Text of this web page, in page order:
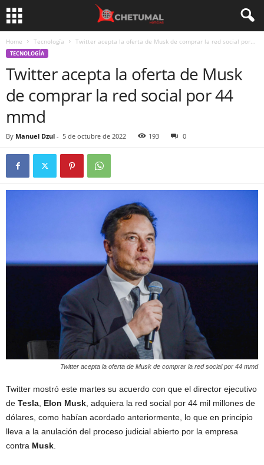
Home Tecnología Twitter acepta la oferta de Musk de comprar la red social por...
TECNOLOGÍA
Twitter acepta la oferta de Musk
de comprar la red social por 44
mmd
By Manuel Dzul - 5 de octubre de 2022 193 0
Twitter acepta la oferta de Musk de comprar la red social por 44 mmd
Twitter mostró este martes su acuerdo con que el director ejecutivo
de Tesla Elon Musk , adquiera la red social por 44 mil millones de
dólares, como habían acordado anteriormente, lo que en principio
lleva a la anulación del proceso judicial abierto por la empresa
contra Musk